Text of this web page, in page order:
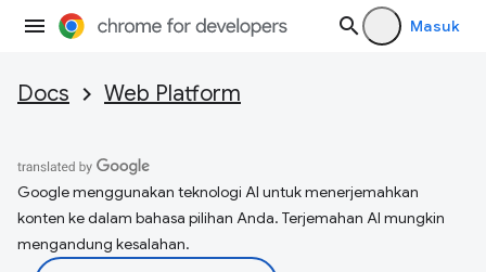
Masuk
Docs Web Platform
Google menggunakan teknologi AI untuk menerjemahkan
konten ke dalam bahasa pilihan Anda. Terjemahan AI mungkin
mengandung kesalahan.